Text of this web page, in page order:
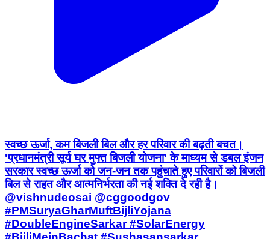
स्वच्छ ऊर्जा, कम बिजली बिल और हर परिवार की बढ़ती बचत।
'प्रधानमंत्री सूर्य घर मुफ्त बिजली योजना' के माध्यम से डबल इंजन
सरकार स्वच्छ ऊर्जा को जन-जन तक पहुंचाते हुए परिवारों को बिजली
बिल से राहत और आत्मनिर्भरता की नई शक्ति दे रही है।
@vishnudeosai @cggoodgov
#PMSuryaGharMuftBijliYojana
#DoubleEngineSarkar #SolarEnergy